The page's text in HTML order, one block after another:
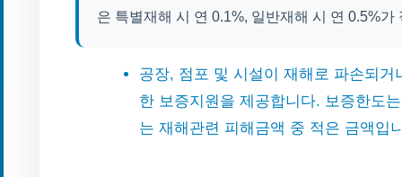
은 특별재해 시 연 0.1%, 일반재해 시 연 0.5%가
공장, 점포 및 시설이 재해로 파손되
한 보증지원을 제공합니다. 보증한도
는 재해관련 피해금액 중 적은 금액입